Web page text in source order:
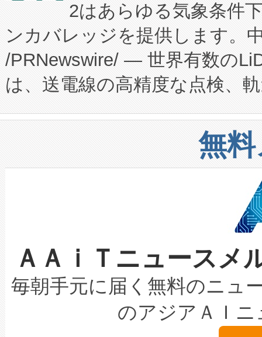
のアクセスを大幅に拡大する
Fully-Connected Continuous
プログラムには、施設設計・
に関する技術移転および知的
構造化トレーニングカリキュ
上げおよび商用化段階におけ
設備整備および立ち上げ調整
加組織は、Enzeneのバイオ
選定された製品について、自
取得できる可能性もあります
設には、3億～4億ドルかか
最高経営責任者（CEO）であ
す。「当社のfully-connected
ームを利用すれば、6,000万
ードするVoltaiqは、日本にあ
ーエネルギー貯蔵システム（
た。 Voltaiq独自のAI搭載プラ
定、統合、導入、運用に至る
安全性を追跡し、確保する事
増加しているデータセンター
る電力網に大きな負担をかけ
事業者の負担軽減という課題
系統連系を迅速にし、ピーク
限を超えて利用可能な電力容
持できるよう貢献します。こ
ービスレベル契約（SLA）違
テリー性能の劣化によるダウ
念は、現在データセンターが
2はあらゆる気象条件
ンカバレッジを提供します。
/PRNewswire/ — 世界有数の
は、送電線の高精度な点検、
や穀物倉庫におけるバルク材
リューション「Avia 2」を発
したAvia 2は、1,000メート
狭視野のFOVを切り替えるこ
ケーブル、枝などの細かな対
なレーザースポットにより、
な環境下でも豊かなディテー
キロメートル範囲を検出
LiDAR for Inspections,
は1535 nmレーザーを搭載。
無
ＡＡｉＴニュース
毎朝手元に届く無料のニュ
のアジアＡＩ